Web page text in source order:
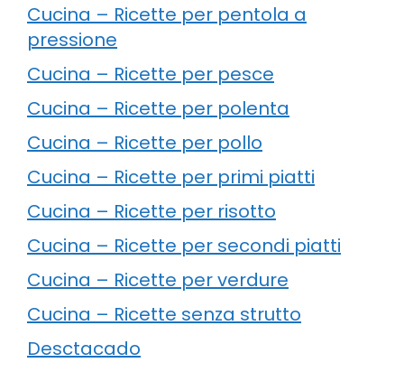
Cucina – Ricette per pentola a
pressione
Cucina – Ricette per pesce
Cucina – Ricette per polenta
Cucina – Ricette per pollo
Cucina – Ricette per primi piatti
Cucina – Ricette per risotto
Cucina – Ricette per secondi piatti
Cucina – Ricette per verdure
Cucina – Ricette senza strutto
Desctacado